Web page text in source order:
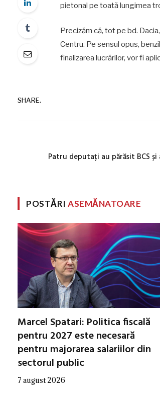
pietonal pe toată lungimea
Precizăm că, tot pe bd.
Centru. Pe sensul opus,
finalizarea lucrărilor, vor fi
SHARE.
Patru deputați au părăsit BCS
POSTĂRIASEMĂNATOARE
Marcel Spatari: Politica fiscală
pentru 2027 este necesară
pentru majorarea salariilor din
sectorul public
7 august 2026